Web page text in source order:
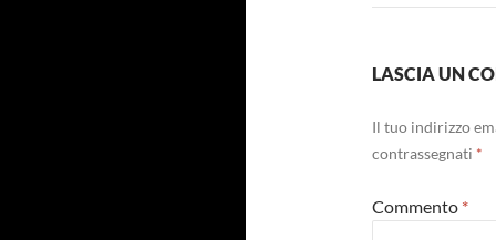
LASCIA UN
Il tuo indirizzo
contrassegnati *
Commento *